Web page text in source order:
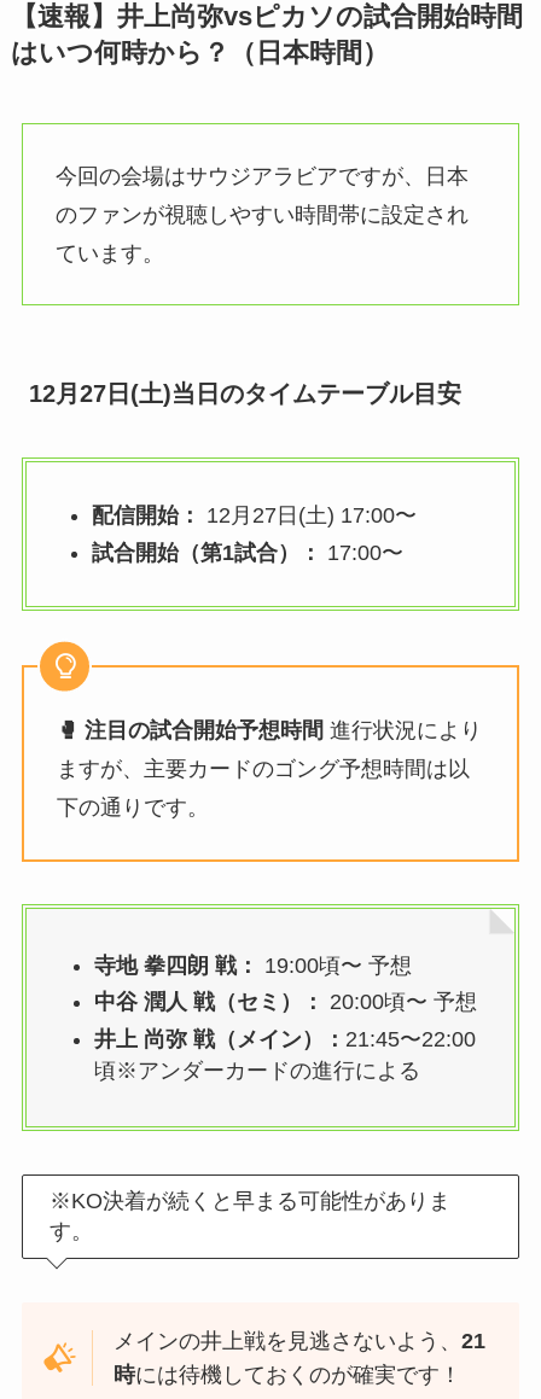
【速報】井上尚弥vsピカソの試合開始時間
はいつ何時から？（日本時間）
今回の会場はサウジアラビアですが、日本
のファンが視聴しやすい時間帯に設定され
ています。
12月27日(土)当日のタイムテーブル目安
配信開始：
12月27日(土) 17:00〜
試合開始（第1試合）：
17:00〜
🥊 注目の試合開始予想時間 進行状況により
ますが、主要カードのゴング予想時間は以
下の通りです。
寺地 拳四朗 戦：
19:00頃〜 予想
中谷 潤人 戦（セミ）：
20:00頃〜 予想
井上 尚弥 戦（メイン）： 21:45〜22:00
頃※アンダーカードの進行による
※KO決着が続くと早まる可能性がありま
す。
メインの井上戦を見逃さないよう、21
時には待機しておくのが確実です！